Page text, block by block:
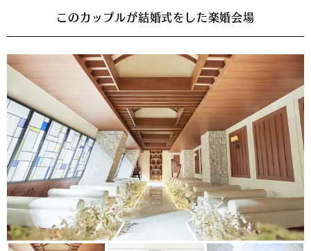
このカップルが結婚式をした楽婚会場